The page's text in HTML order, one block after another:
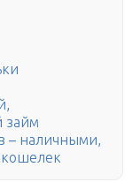
займ
– наличными,
кошелек